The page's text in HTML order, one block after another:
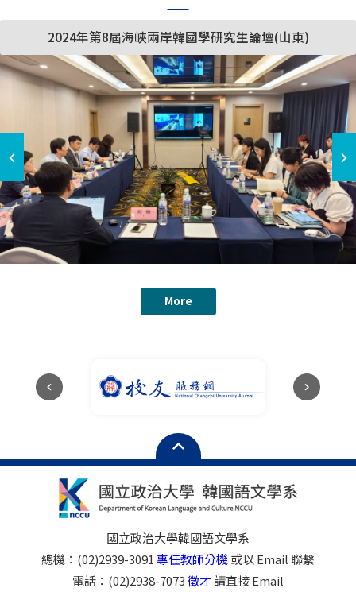
2024年第8屆海峽兩岸韓國學研究生論壇(山東)
More
國立政治大學韓國語文學系
總機：(02)2939-3091 專任教師分機或以 Email 聯繫
電話：(02)2938-7073徵才請直接 Email